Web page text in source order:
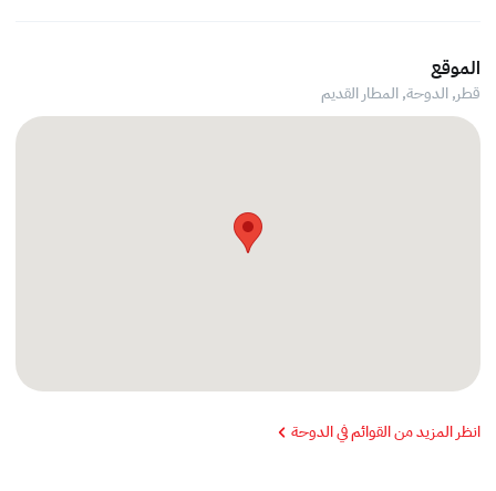
الموقع
قطر, الدوحة,المطار القديم
انظر المزيد من القوائم في الدوحة